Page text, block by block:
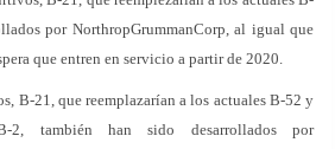
por NorthropGrummanCorp, al igual que
que entren en servicio a partir de 2020.
B-21, que reemplazarían a los actuales B-52 y
también han sido desarrollados por